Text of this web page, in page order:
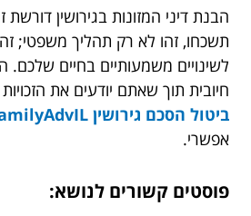
הבנת דיני המזונות בגירושין דורשת
תשכחו, זהו לא רק תהליך משפטי;
לשינויים משמעותיים בחיים שלכם.
חיובית תוך שאתם יודעים את
ביטול הסכם גירושין FamilyAdvIL
אפשרי.
פוסטים קשורים לנושא: